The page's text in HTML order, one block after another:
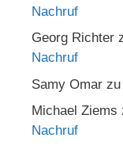
Nachruf
Georg Richter
Nachruf
Samy Omar zu
Michael Ziems
Nachruf